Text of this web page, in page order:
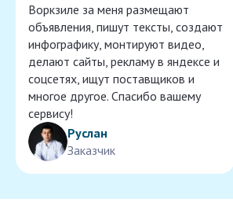
Воркзиле за меня размещают
объявления, пишут тексты, создают
инфографику, монтируют видео,
делают сайты, рекламу в яндексе и
соцсетях, ищут поставщиков и
многое другое. Спасибо вашему
сервису!
Руслан
Заказчик